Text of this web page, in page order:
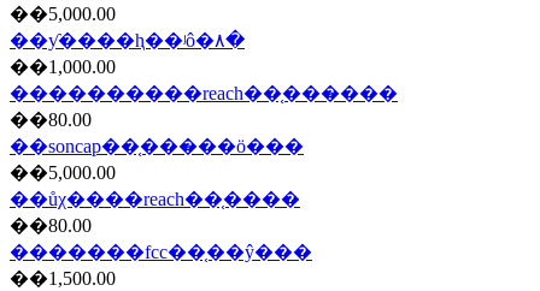
��5,000.00
��ƴ����ⱨ��ʲô�۸�
��1,000.00
����������reach��֤���̷���
��80.00
��soncap��֤���̷��ö���
��5,000.00
��ůχ����reach��֤����
��80.00
�������fcc��֤��ŷ���
��1,500.00